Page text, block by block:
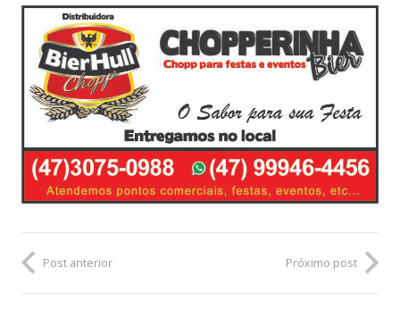
Post anterior Próximo post